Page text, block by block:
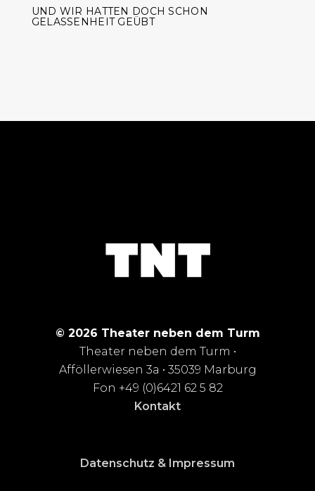
UND WIR HATTEN DOCH SCHON
GELASSENHEIT GEÜBT
© 2026 Theater neben dem Turm
Theater neben dem Turm •
Afföllerwiesen 3a • 35039 Marburg
Fon +49 (0)6421 62 5 82
Kontakt
Datenschutz & Impressum